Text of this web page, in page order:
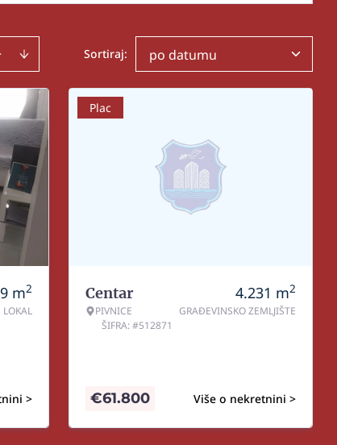
Sortiraj: po datumu
m2
LOKAL
>
Plac
Centar
PIVNICE
ŠIFRA: #512871
4.231 m2
GRAĐEVINSKO ZEMLJIŠTE
Više o nekretnini >
€61.800